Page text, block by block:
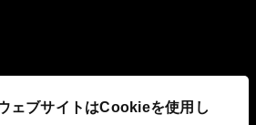
ェブサイトはCookieを使用し
取り組み